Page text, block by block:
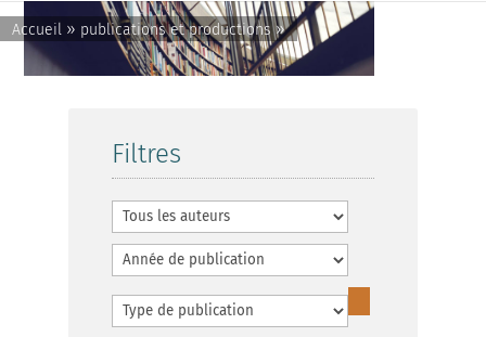
Accueil » publications et productions»
Filtres